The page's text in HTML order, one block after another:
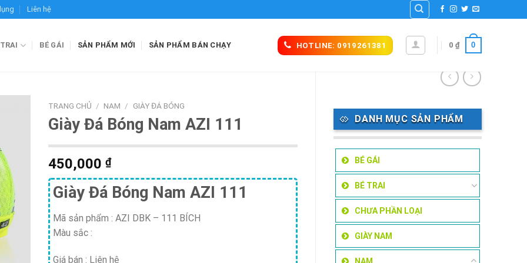
Liên hệ
BÉ GÁI SẢN PHẨM MỚI SẢN PHẨM BÁN CHẠY HOTLINE: 0919261381 0 ₫ 0
DANH MỤC SẢN PHẨM
BÉ GÁI
BÉ TRAI
CHƯA PHẦN LOẠI
GIÀY NAM
NAM
TRANG CHỦ / NAM / GIÀY ĐÁ BÓNG
Giày Đá Bóng Nam AZI 111
450,000₫
Giày Đá Bóng Nam AZI 111
Mã sản phẩm :AZI DBK – 111 BÍCH
Màu sắc :
Giá bán : Liên hệ